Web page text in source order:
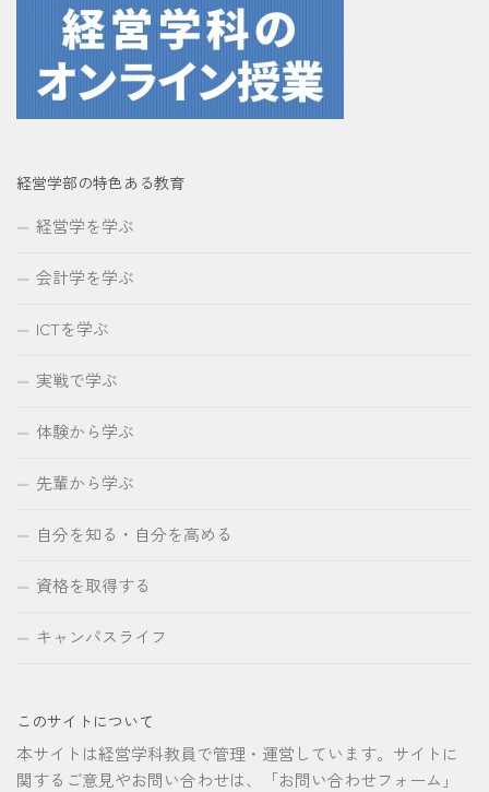
経営学部の特色ある教育
経営学を学ぶ
会計学を学ぶ
ICTを学ぶ
実戦で学ぶ
体験から学ぶ
先輩から学ぶ
自分を知る・自分を高める
資格を取得する
キャンパスライフ
このサイトについて
本サイトは経営学科教員で管理・運営しています。サイトに
関するご意見やお問い合わせは、「お問い合わせフォーム」